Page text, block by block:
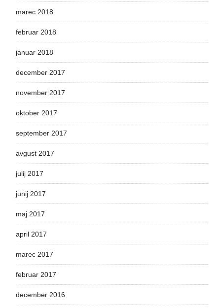
marec 2018
februar 2018
januar 2018
december 2017
november 2017
oktober 2017
september 2017
avgust 2017
julij 2017
junij 2017
maj 2017
april 2017
marec 2017
februar 2017
december 2016